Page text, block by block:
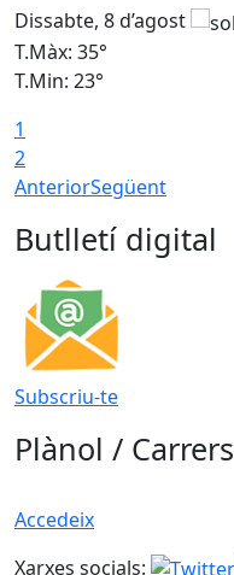
Dissabte, 8 d’agost
T.Màx: 35°
T.Min: 23°
1
2
AnteriorSegüent
Butlletí digital
Subscriu-te
Plànol / Carrers
Accedeix
Xarxes socials: